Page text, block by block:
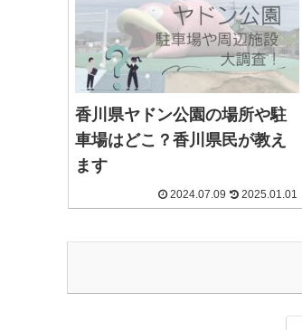
香川県ヤドン公園の場所や駐
車場はどこ？香川県民が教え
ます
2024.07.09 2025.01.01